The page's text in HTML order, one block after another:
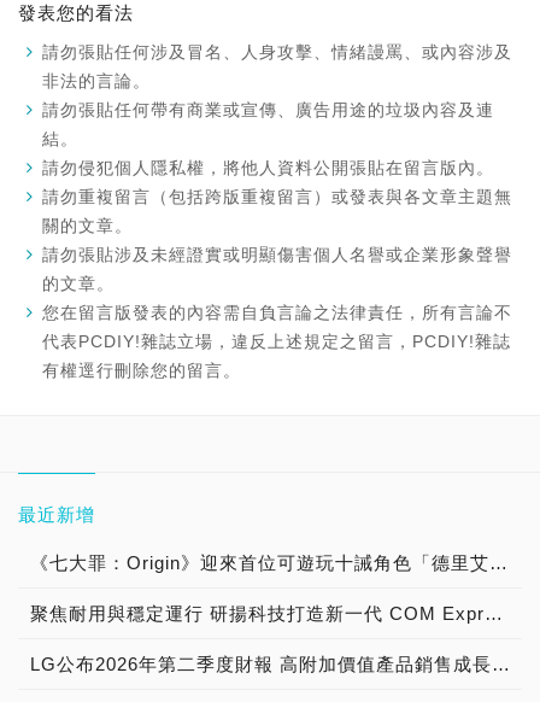
發表您的看法
請勿張貼任何涉及冒名、人身攻擊、情緒謾罵、或內容涉及
非法的言論。
請勿張貼任何帶有商業或宣傳、廣告用途的垃圾內容及連
結。
請勿侵犯個人隱私權，將他人資料公開張貼在留言版內。
請勿重複留言（包括跨版重複留言）或發表與各文章主題無
關的文章。
請勿張貼涉及未經證實或明顯傷害個人名譽或企業形象聲譽
的文章。
您在留言版發表的內容需自負言論之法律責任，所有言論不
代表PCDIY!雜誌立場，違反上述規定之留言，PCDIY!雜誌
有權逕行刪除您的留言。
最近新增
《七大罪：Origin》迎來首位可遊玩十誡角色「德里艾利」
聚焦耐用與穩定運行 研揚科技打造新一代 COM Express Type 6 模組
LG公布2026年第二季度財報 高附加價值產品銷售成長與成本競爭力提升，營業獲利年增 147%